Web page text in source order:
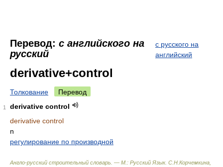
Перевод: с английского на
русский
с русского на
английский
derivative+control
Толкование Перевод
1
derivative control
derivative control
n
регулирование по производной
Англо-русский строительный словарь. — М.: Русский Язык. С.Н.Корчемкина,